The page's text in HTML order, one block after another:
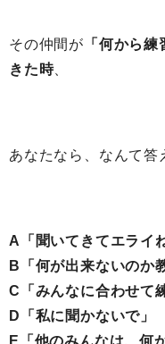
その仲間が 「何から
きた時、
あなたなら、なんて答
A「聞いてきてエライ
B「何が出来ないのか
C「みんなに合わせて
D「私に聞かないで」
E「他のみんなは、何